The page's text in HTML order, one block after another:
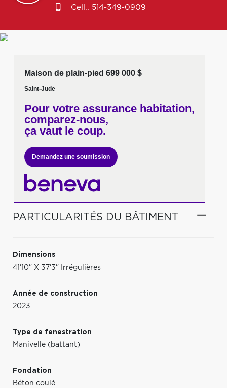
Cell.: 514-349-0909
Maison de plain-pied 699 000 $
Saint-Jude
Pour votreassurance habitation,
comparez-nous,
ça vaut le coup.
Demandez une soumission
PARTICULARITÉS DU BÂTIMENT
Dimensions
41'10" X 37'3" Irrégulières
Année de construction
2023
Type de fenestration
Manivelle (battant)
Fondation
Béton coulé